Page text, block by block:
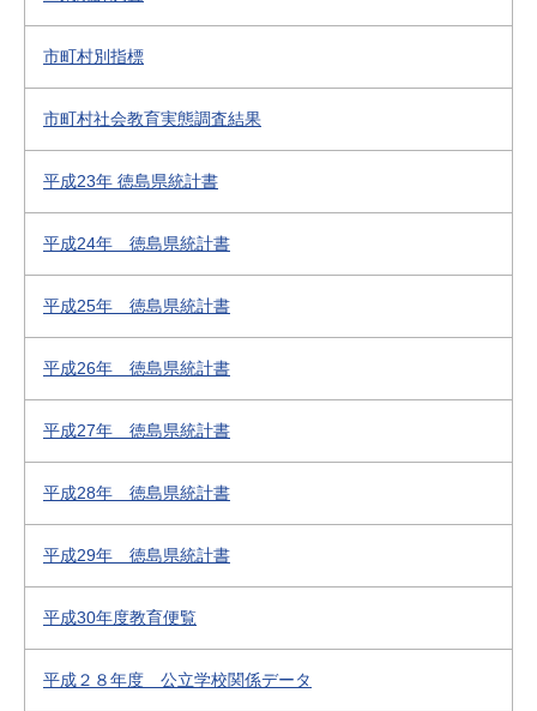
市町村別指標
市町村社会教育実態調査結果
平成23年 徳島県統計書
平成24年 徳島県統計書
平成25年 徳島県統計書
平成26年 徳島県統計書
平成27年 徳島県統計書
平成28年 徳島県統計書
平成29年 徳島県統計書
平成30年度教育便覧
平成２８年度 公立学校関係データ